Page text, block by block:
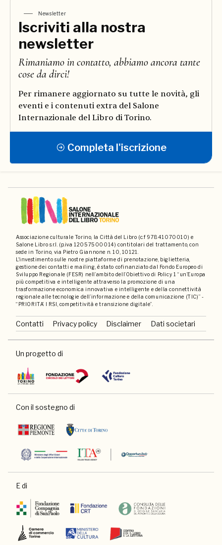
Newsletter
Iscriviti alla nostra
newsletter
Rimaniamo in contatto, abbiamo ancora tante
cose da dirci!
Per rimanere aggiornato su tutte le novità, gli
eventi e i contenuti extra del Salone
Internazionale del Libro di Torino.
Completa l'iscrizione
Associazione culturale Torino, la Città del Libro (c.f 97841070010) e
Salone Libro s.r.l. (p.iva 12057500014) contitolari del trattamento, con
sede in Torino, via Pietro Giannone n. 10, 10121.
L'investimento sulle nostre piattaforme di prenotazione, biglietteria,
gestione dei contatti e mailing, è stato cofinanziato dal Fondo Europeo di
Sviluppo Regionale (FESR) nell’ambito dell’Obiettivo di Policy 1 “un’Europa
più competitiva e intelligente attraverso la promozione di una
trasformazione economica innovativa e intelligente e della connettività
regionale alle tecnologie dell’informazione e della comunicazione (TIC)” -
“PRIORITA’ I RSI, competitività e transizione digitale”.
Contatti Privacy policy Disclaimer Dati societari
Un progetto di
Con il sostegno di
E di